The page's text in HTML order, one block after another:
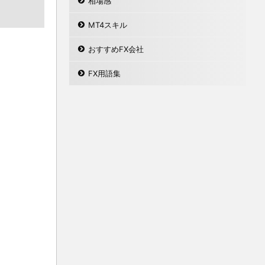
MT4スキル
おすすめFX会社
FX用語集